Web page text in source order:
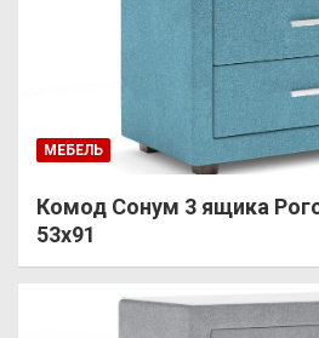
МЕБЕЛЬ
Комод Сонум 3 ящика
53х91